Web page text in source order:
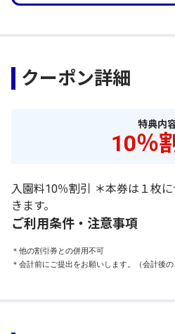
クーポン詳細
特典内
10％
入園料10％割引 ＊本券は１枚
きます。
ご利用条件・注意事項
＊他の割引券との併用不可
＊会計前にご提出をお願いします。（会計後の